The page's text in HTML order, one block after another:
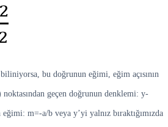
bu doğrunun eğimi, eğim açısının
noktasından geçen doğrunun denklemi: y-
m=-a/b veya y’yi yalnız bıraktığımızda